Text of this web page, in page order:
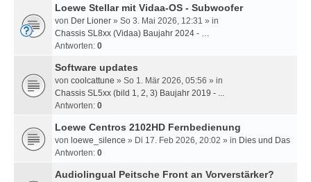
Loewe Stellar mit Vidaa-OS - Subwoofer
von Der Lioner » So 3. Mai 2026, 12:31 » in
Chassis SL8xx (Vidaa) Baujahr 2024 - …
Antworten: 0
Software updates
von coolcattune » So 1. Mär 2026, 05:56 » in
Chassis SL5xx (bild 1, 2, 3) Baujahr 2019 - ...
Antworten: 0
Loewe Centros 2102HD Fernbedienung
von loewe_silence » Di 17. Feb 2026, 20:02 » in Dies und Das
Antworten: 0
Audiolingual Peitsche Front an Vorverstärker?